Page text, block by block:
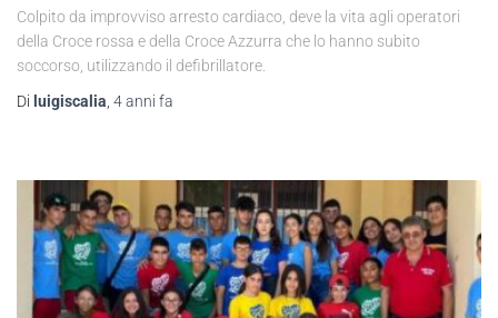
Colpito da improvviso arresto cardiaco, deve la vita agli operatori
della Croce rossa e della Croce Azzurra che lo hanno subito
soccorso, utilizzando il defibrillatore.
Di luigiscalia 4 anni fa